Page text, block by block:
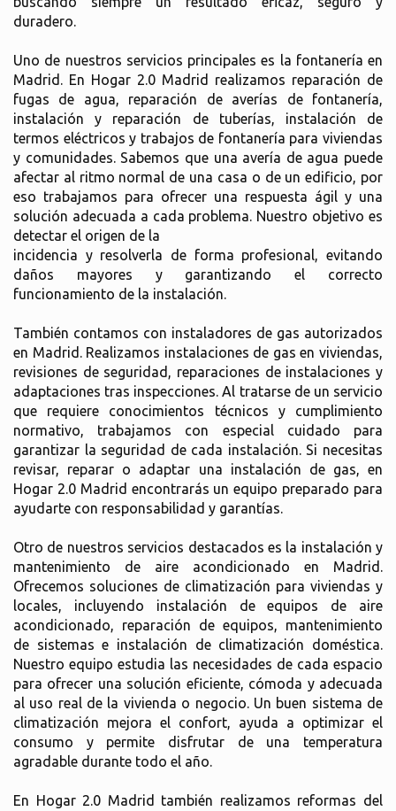
duradero.
Uno de nuestros servicios principales es la fontanería en
Madrid. En Hogar 2.0 Madrid realizamos reparación de
fugas de agua, reparación de averías de fontanería,
instalación y reparación de tuberías, instalación de
termos eléctricos y trabajos de fontanería para viviendas
y comunidades. Sabemos que una avería de agua puede
afectar al ritmo normal de una casa o de un edificio, por
eso trabajamos para ofrecer una respuesta ágil y una
solución adecuada a cada problema. Nuestro objetivo es
detectar el origen de la
incidencia y resolverla de forma profesional, evitando
daños mayores y garantizando el correcto
funcionamiento de la instalación.
También contamos con instaladores de gas autorizados
en Madrid. Realizamos instalaciones de gas en viviendas,
revisiones de seguridad, reparaciones de instalaciones y
adaptaciones tras inspecciones. Al tratarse de un servicio
que requiere conocimientos técnicos y cumplimiento
normativo, trabajamos con especial cuidado para
garantizar la seguridad de cada instalación. Si necesitas
revisar, reparar o adaptar una instalación de gas, en
Hogar 2.0 Madrid encontrarás un equipo preparado para
ayudarte con responsabilidad y garantías.
Otro de nuestros servicios destacados es la instalación y
mantenimiento de aire acondicionado en Madrid.
Ofrecemos soluciones de climatización para viviendas y
locales, incluyendo instalación de equipos de aire
acondicionado, reparación de equipos, mantenimiento
de sistemas e instalación de climatización doméstica.
Nuestro equipo estudia las necesidades de cada espacio
para ofrecer una solución eficiente, cómoda y adecuada
al uso real de la vivienda o negocio. Un buen sistema de
climatización mejora el confort, ayuda a optimizar el
consumo y permite disfrutar de una temperatura
agradable durante todo el año.
En Hogar 2.0 Madrid también realizamos reformas del